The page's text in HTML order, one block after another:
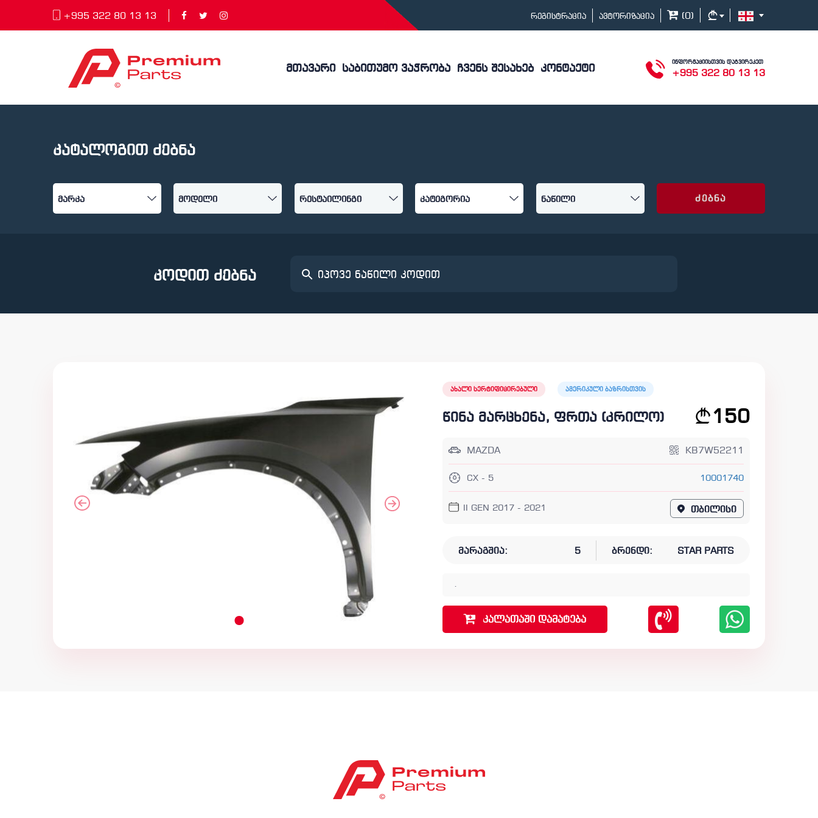
+995 322 80 13 13 რეგისტრაცია ავტორიზაცია (0)
მთავარი საბითუმო ვაჭრობა ჩვენს შესახებ კონტაქტი
ინფორმაციისთვის დაგვირეკეთ
+995 322 80 13 13
კატალოგით ძებნა
ძებნა
კოდით ძებნა
ახალი სერტიფიცირებული ამერიკული ბაზრისთვის
წინა მარცხენა, ფრთა (კრილო) 150
MAZDA KB7W52211
CX - 5 10001740
II GEN 2017 - 2021 თბილისი
მარაგშია: 5 ბრენდი: STAR PARTS
.
კალათაში დამატება